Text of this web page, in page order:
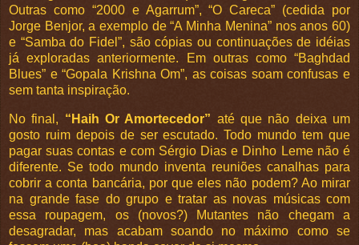
Outras como “2000 e Agarrum”, “O Careca” (cedida por
Jorge Benjor, a exemplo de “A Minha Menina” nos anos 60)
e “Samba do Fidel”, são cópias ou continuações de idéias
já exploradas anteriormente. Em outras como “Baghdad
Blues” e “Gopala Krishna Om”, as coisas soam confusas e
sem tanta inspiração.
No final, “Haih Or Amortecedor” até que não deixa um
gosto ruim depois de ser escutado. Todo mundo tem que
pagar suas contas e com Sérgio Dias e Dinho Leme não é
diferente. Se todo mundo inventa reuniões canalhas para
cobrir a conta bancária, por que eles não podem? Ao mirar
na grande fase do grupo e tratar as novas músicas com
essa roupagem, os (novos?) Mutantes não chegam a
desagradar, mas acabam soando no máximo como se